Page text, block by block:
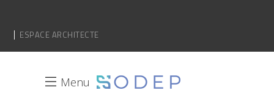
ESPACE ARCHITECTE
Menu